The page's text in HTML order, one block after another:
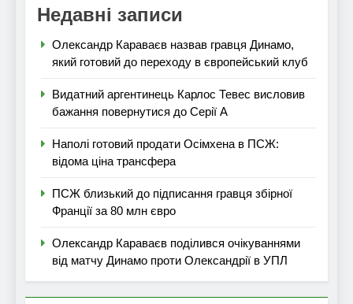
Недавні записи
Олександр Караваєв назвав гравця Динамо,
який готовий до переходу в європейський клуб
Видатний аргентинець Карлос Тевес висловив
бажання повернутися до Серії А
Наполі готовий продати Осімхена в ПСЖ:
відома ціна трансфера
ПСЖ близький до підписання гравця збірної
Франції за 80 млн євро
Олександр Караваєв поділився очікуваннями
від матчу Динамо проти Олександрії в УПЛ